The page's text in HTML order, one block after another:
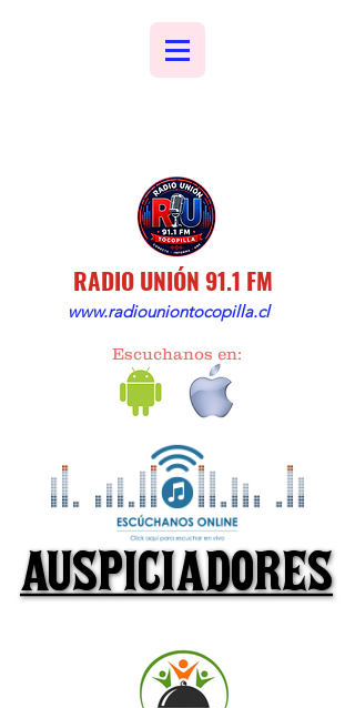
RADIO UNIÓN 91.1 FM
www.radiouniontocopilla.cl
Escuchanos en:
AUSPICIADORES
AUSPICIADORES